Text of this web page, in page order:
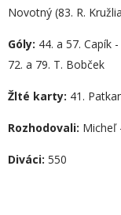
Novotný (83. R.
Góly: 44. a 57. Capík
72. a 79. T. Bobček
Žlté karty: 41.
Rozhodovali: Micheľ
Diváci: 550